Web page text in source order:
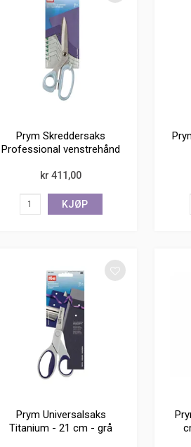
Prym Skreddersaks
Professional venstrehånd
kr 411,00
KJØP
Prym Universalsaks
Titanium - 21 cm - grå